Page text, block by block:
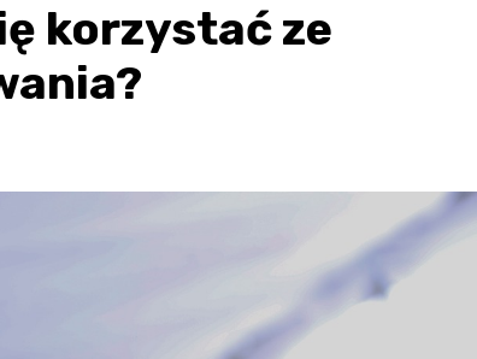
korzystać ze